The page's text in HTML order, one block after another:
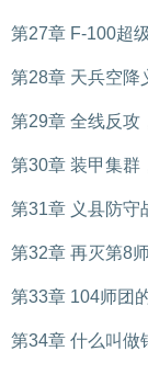
第27章 F-100超
第28章 天兵空降
第29章 全线反攻
第30章 装甲集群
第31章 义县防守
第32章 再灭第8
第33章 104师团
第34章 什么叫做